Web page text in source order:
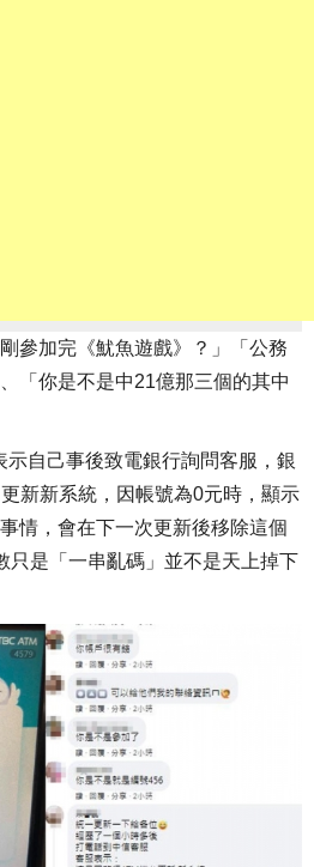
參加完《魷魚遊戲》？」「公務
「你是不是中21億那三個的其中
自己事後致電銀行詢問客服，銀
新新系統，因帳號為0元時，顯示
情，會在下一次更新後移除這個
只是「一串亂碼」並不是天上掉下